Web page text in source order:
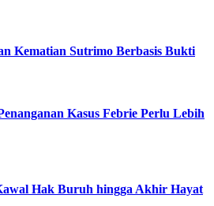
Kematian Sutrimo Berbasis Bukti
Kasus Febrie Perlu Lebih
Hak Buruh hingga Akhir Hayat